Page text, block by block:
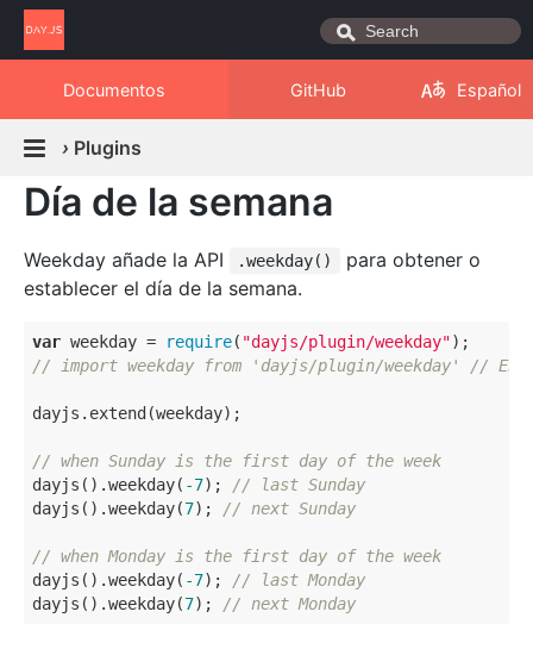
Documentos GitHub Español
› Plugins
Día de la semana
Weekday añade la API .weekday()
para obtener o
establecer el día de la semana.
var weekday = require( "dayjs/plugin/weekday"
// import weekday from 'dayjs/plugin/weekday' // ES
dayjs.extend(weekday);
// when Sunday is the first day of the week
dayjs().weekday( -7);
// last Sunday
dayjs().weekday(7); // next Sunday
// when Monday is the first day of the week
dayjs().weekday( -7);
// last Monday
dayjs().weekday(7); // next Monday